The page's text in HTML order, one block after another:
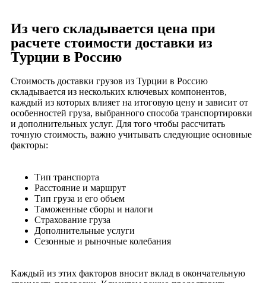
Из чего складывается цена при
расчете стоимости доставки из
Турции в Россию
Стоимость доставки грузов из Турции в Россию
складывается из нескольких ключевых компонентов,
каждый из которых влияет на итоговую цену и зависит от
особенностей груза, выбранного способа транспортировки
и дополнительных услуг. Для того чтобы рассчитать
точную стоимость, важно учитывать следующие основные
факторы:
Тип транспорта
Расстояние и маршрут
Тип груза и его объем
Таможенные сборы и налоги
Страхование груза
Дополнительные услуги
Сезонные и рыночные колебания
Каждый из этих факторов вносит вклад в окончательную